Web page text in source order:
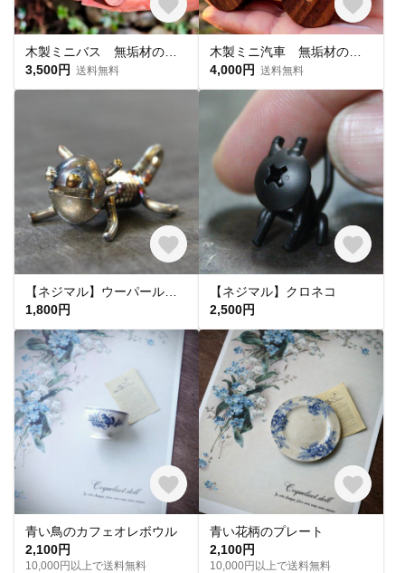
3,500円 送料無料
4,000円 送料無料
1,800円
【ネジマル】クロネコ
2,500円
青い鳥のカフェオレボウル
2,100円
10,000円以上で送料無料
青い花柄のプレート
2,100円
10,000円以上で送料無料